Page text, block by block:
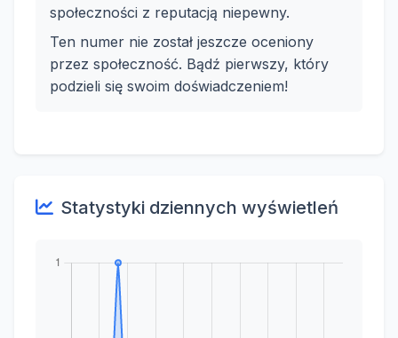
społeczności z reputacją niepewny.
Ten numer nie został jeszcze oceniony
przez społeczność. Bądź pierwszy, który
podzieli się swoim doświadczeniem!
Statystyki dziennych wyświetleń